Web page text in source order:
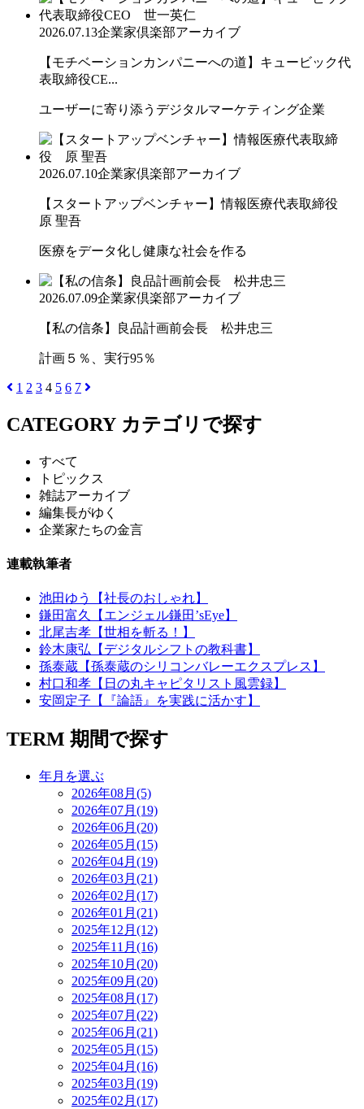
2026.07.13企業家倶楽部アーカイブ
【モチベーションカンパニーへの道】キュービック代
表取締役CE...
ユーザーに寄り添うデジタルマーケティング企業
2026.07.10企業家倶楽部アーカイブ
【スタートアップベンチャー】情報医療代表取締役
原 聖吾
医療をデータ化し健康な社会を作る
2026.07.09企業家倶楽部アーカイブ
【私の信条】良品計画前会長 松井忠三
計画５％、実行95％
1 2 3 4 5 6 7
CATEGORY カテゴリで探す
すべて
トピックス
雑誌アーカイブ
編集長がゆく
企業家たちの金言
連載執筆者
池田ゆう【社長のおしゃれ】
鎌田富久【エンジェル鎌田’sEye】
北尾吉孝【世相を斬る！】
鈴木康弘【デジタルシフトの教科書】
孫泰蔵【孫泰蔵のシリコンバレーエクスプレス】
村口和孝【日の丸キャピタリスト風雲録】
安岡定子【『論語』を実践に活かす】
TERM 期間で探す
年月を選ぶ
2026年08月(5)
2026年07月(19)
2026年06月(20)
2026年05月(15)
2026年04月(19)
2026年03月(21)
2026年02月(17)
2026年01月(21)
2025年12月(12)
2025年11月(16)
2025年10月(20)
2025年09月(20)
2025年08月(17)
2025年07月(22)
2025年06月(21)
2025年05月(15)
2025年04月(16)
2025年03月(19)
2025年02月(17)